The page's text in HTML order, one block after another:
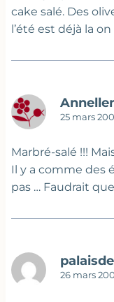
cake salé. Des
l’été est déjà la
25 mars
Marbré-salé !!!
Il y a comme des
pas … Faudrait
26 mars